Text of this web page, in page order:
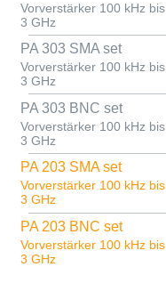
Vorverstärker 100 kHz bis
3 GHz
PA 303 SMA set
Vorverstärker 100 kHz bis
3 GHz
PA 303 BNC set
Vorverstärker 100 kHz bis
3 GHz
PA 203 SMA set
Vorverstärker 100 kHz bis
3 GHz
PA 203 BNC set
Vorverstärker 100 kHz bis
3 GHz